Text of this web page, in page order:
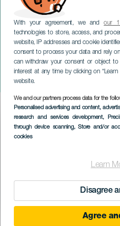
With your agreement, we andour
technologies to store, access, and
website, IP addresses and cookie
consent to process your data and rely
can withdraw your consent or object
interest at any time by clicking on
website.
We and our partners process data for the
Personalised advertising and content,
research and services development,
through device scanning, Store and/or
cookies
Learn
Disagree
Agree
Himar Armas:
in opleiding
GRAN CANARIA
Imagen
Listado